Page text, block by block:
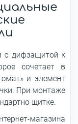
с дифзащитой к
сочетает в
и элемент
При монтаже
щитке.
магазина